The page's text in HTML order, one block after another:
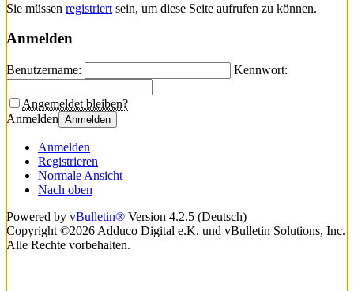
Sie müssen registriert sein, um diese Seite aufrufen zu können.
Anmelden
Benutzername: Kennwort:
Angemeldet bleiben?
Anmelden Anmelden
Anmelden
Registrieren
Normale Ansicht
Nach oben
Powered by vBulletin® Version 4.2.5 (Deutsch)
Copyright ©2026 Adduco Digital e.K. und vBulletin Solutions, Inc.
Alle Rechte vorbehalten.